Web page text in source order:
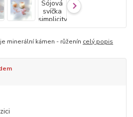
minerální kámen - růženín celý popis